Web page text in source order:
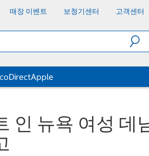
매장 이벤트 보청기센터 고객센터
Apple
인 뉴욕 여성 데